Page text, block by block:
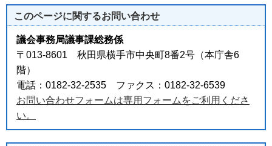
このページに関するお問い合わせ
議会事務局議事課総務係
〒013-8601 秋田県横手市中央町8番2号（本庁舎6
階）
電話：0182-32-2535 ファクス：0182-32-6539
お問い合わせフォームは専用フォームをご利用くださ
い。